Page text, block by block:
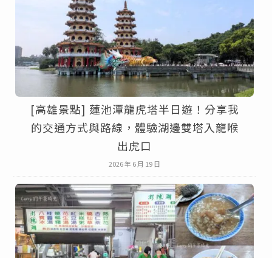
[高雄景點] 蓮池潭龍虎塔半日遊！分享我
的交通方式與路線，體驗湖邊雙塔入龍喉
出虎口
2026 年 6 月 19 日